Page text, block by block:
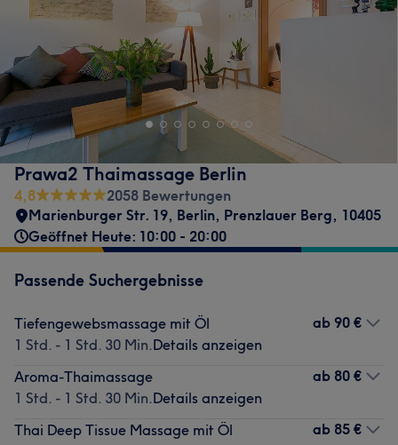
Prawa2 Thaimassage Berlin
4,8
2058 Bewertungen
Marienburger Str. 19, Berlin, Prenzlauer Berg, 10405
Geöffnet Heute: 10:00 - 20:00
Passende Suchergebnisse
Tiefengewebsmassage mit Öl
1 Std. - 1 Std. 30 Min.Details anzeigen
ab 90 €
Aroma-Thaimassage
1 Std. - 1 Std. 30 Min.Details anzeigen
ab 80 €
Thai Deep Tissue Massage mit Öl
ab 85 €